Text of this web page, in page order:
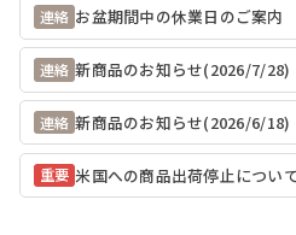
連絡 お盆期間中の休業日のご案内
連絡 新商品のお知らせ(2026/7/28)
連絡 新商品のお知らせ(2026/6/18)
重要 米国への商品出荷停止につい